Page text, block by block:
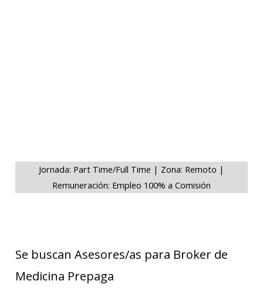
Jornada: Part Time/Full Time | Zona: Remoto |
Remuneración: Empleo 100% a Comisión
Se buscan Asesores/as para Broker de
Medicina Prepaga